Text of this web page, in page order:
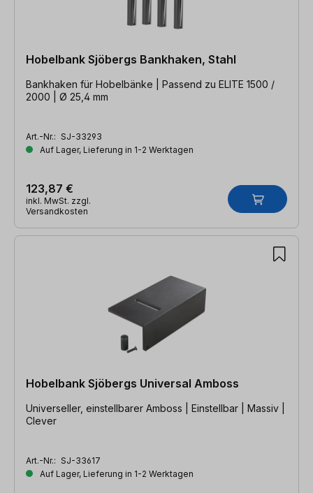
Hobelbank Sjöbergs Bankhaken, Stahl
Bankhaken für Hobelbänke | Passend zu ELITE 1500 /
2000 | Ø 25,4 mm
Art.-Nr.: SJ-33293
Auf Lager, Lieferung in 1-2 Werktagen
123,87 €
inkl. MwSt. zzgl.
Versandkosten
Hobelbank Sjöbergs Universal Amboss
Universeller, einstellbarer Amboss | Einstellbar | Massiv |
Clever
Art.-Nr.: SJ-33617
Auf Lager, Lieferung in 1-2 Werktagen